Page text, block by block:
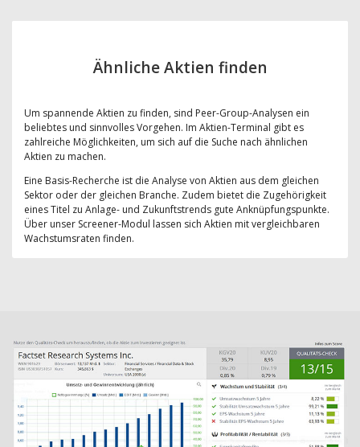
Ähnliche Aktien finden
Um spannende Aktien zu finden, sind Peer-Group-Analysen ein
beliebtes und sinnvolles Vorgehen. Im Aktien-Terminal gibt es
zahlreiche Möglichkeiten, um sich auf die Suche nach ähnlichen
Aktien zu machen.
Eine Basis-Recherche ist die Analyse von Aktien aus dem gleichen
Sektor oder der gleichen Branche. Zudem bietet die Zugehörigkeit
eines Titel zu Anlage- und Zukunftstrends gute Anknüpfungspunkte.
Über unser Screener-Modul lassen sich Aktien mit vergleichbaren
Wachstumsraten finden.